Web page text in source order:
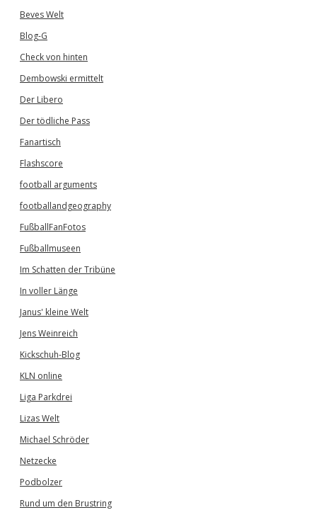
Beves Welt
Blog-G
Check von hinten
Dembowski ermittelt
Der Libero
Der tödliche Pass
Fanartisch
Flashscore
football arguments
footballandgeography
FußballFanFotos
Fußballmuseen
Im Schatten der Tribüne
In voller Länge
Janus' kleine Welt
Jens Weinreich
Kickschuh-Blog
KLN online
Liga Parkdrei
Lizas Welt
Michael Schröder
Netzecke
Podbolzer
Rund um den Brustring